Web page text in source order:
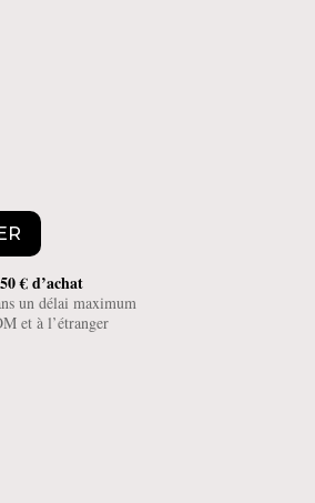
€ d’achat
un délai maximum
et à l’étranger